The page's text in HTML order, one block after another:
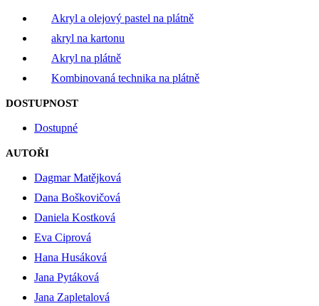
Akryl a olejový pastel na plátně
akryl na kartonu
Akryl na plátně
Kombinovaná technika na plátně
DOSTUPNOST
Dostupné
AUTOŘI
Dagmar Matějková
Dana Boškovičová
Daniela Kostková
Eva Ciprová
Hana Husáková
Jana Pytáková
Jana Zapletalová